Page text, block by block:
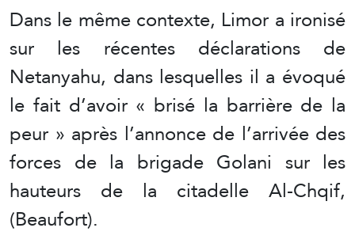
Dans le même contexte, Limor a ironisé
sur les récentes déclarations de
Netanyahu, dans lesquelles il a évoqué
le fait d’avoir « brisé la barrière de la
peur » après l’annonce de l’arrivée des
forces de la brigade Golani sur les
hauteurs de la citadelle Al-Chqif,
(Beaufort).